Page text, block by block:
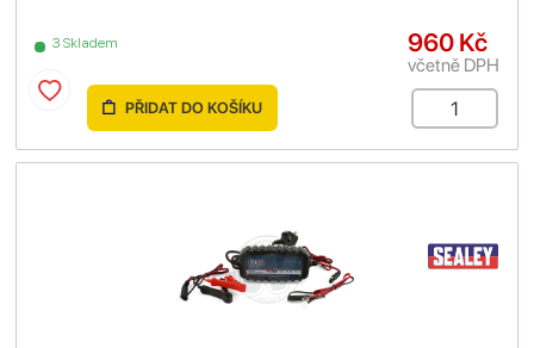
3 Skladem 960 Kč
včetně DPH
PŘIDAT DO KOŠÍKU